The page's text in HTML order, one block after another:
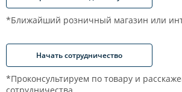
*Ближайший розничный магазин или
Начать сотрудничество
*Проконсультируем по товару и